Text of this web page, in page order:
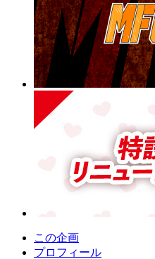
この企画
プロフィール